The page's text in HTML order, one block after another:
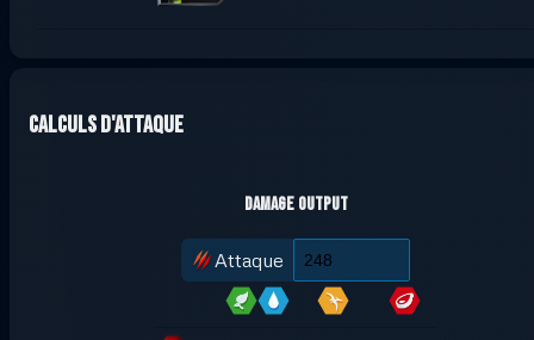
Calculs d'attaque
Damage Output
Attaque